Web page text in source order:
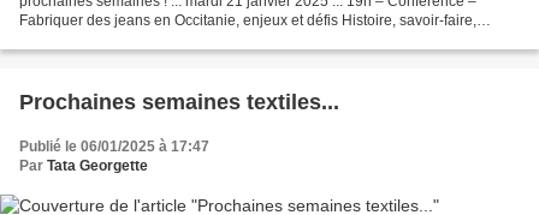
Fabriquer des jeans en Occitanie, enjeux et défis Histoire, savoir-faire,
Prochaines semaines textiles...
Publié le 06/01/2025 à 17:47
Par Tata Georgette